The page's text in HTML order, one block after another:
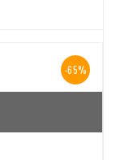
-65%